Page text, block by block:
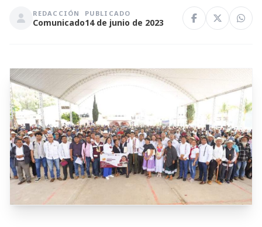
REDACCIÓN
Comunicado
PUBLICADO
14 de junio de 2023